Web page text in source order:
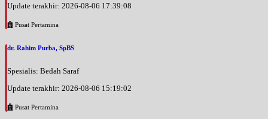
Update terakhir: 2026-08-06 17:39:08
Pusat Pertamina
dr. Rahim Purba, SpBS
Spesialis: Bedah Saraf
Update terakhir: 2026-08-06 15:19:02
Pusat Pertamina